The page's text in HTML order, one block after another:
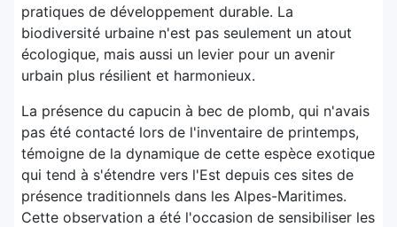
pratiques de développement durable. La
biodiversité urbaine n'est pas seulement un atout
écologique, mais aussi un levier pour un avenir
urbain plus résilient et harmonieux.
La présence du capucin à bec de plomb, qui n'avais
pas été contacté lors de l'inventaire de printemps,
témoigne de la dynamique de cette espèce exotique
qui tend à s'étendre vers l'Est depuis ces sites de
présence traditionnels dans les Alpes-Maritimes.
Cette observation a été l'occasion de sensibiliser les